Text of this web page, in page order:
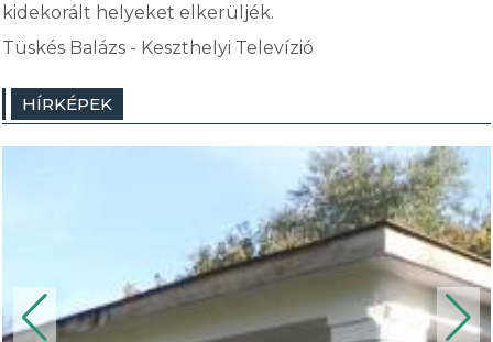
kidekorált helyeket elkerüljék.
Tüskés Balázs - Keszthelyi Televízió
HÍRKÉPEK